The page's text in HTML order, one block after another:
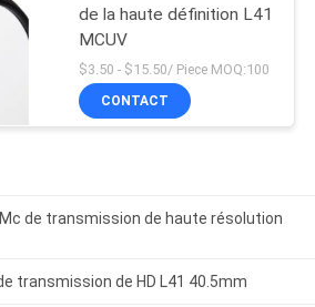
de la haute définition L41
MCUV
$3.50 - $15.50/ Piece MOQ:100
CONTACT
de transmission de haute résolution
transmission de HD L41 40.5mm